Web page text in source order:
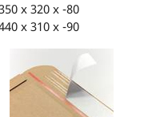
x 320 x -80
x 310 x -90